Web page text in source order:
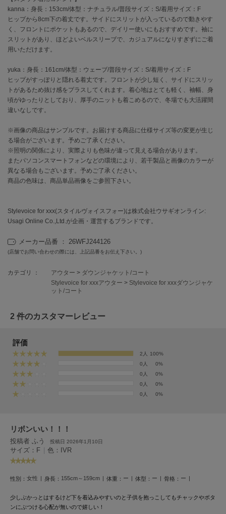
FILA
フィラ
FURFUR
ファーファー
gelato pique
ジェラート ピケ
GELATO PIQUE CAT&DOG
ジェラート ピケ キャットアンドドッグ
グラミチ
へノン
HOKA ONEONE
KEEN
キーン
le
ル
ルコックスポルティフ
LeSportsac
レスポートサック
kanna：身長：153cm/体型：ナチュラル/普段サイズ：S/着用サイズ：F
ヒップから8cm下の着丈です。サイドにスリットが入っているので動きやす
く、フロントにポケットもあるので、デイリー使いにもおすすめです。袖に
スリットがあり、ほどよいベルスリーブで、カジュアルになりすぎずにご着
用いただけます。
yuka：身長：161cm/体型：ウェーブ/普段サイズ：S/着用サイズ：F
ヒップがすっぽりと隠れる着丈です。フロントが少し短く、サイドにスリッ
トがあるため抜け感をプラスしてくれます。着心地はとても軽く、袖幅、身
頃がゆったりとしており、厚手のニットも着こめるので、冬場でも大活躍間
違いなしです。
※画像の商品はサンプルです。お届けする商品に仕様サイズ等の変更が生じ
る場合がございます。予めご了承ください。
※照明の関係により、実際よりも色味が違って見える場合があります。
またパソコンスマートフォンなどの環境により、若干製品と画像のカラーが
異なる場合もございます。予めご了承ください。
商品の色味は、商品単品画像をご参照下さい。
Stylevoice for xxx(スタイルヴォイスフォー)は株式会社ウサギオンライン:
Usagi Online Co.,Ltd.が企画・運営するブランドです。
メーカー品番 ： 26WFJ244126
(店舗でお問い合わせの際には、上記品番をお伝え下さい。)
カテゴリ ： アウター> ダウンジャケット/コート
Stylevoice for xxxアウター> Stylevoice for xxxダウンジャケ
ット/コート
2 件のカスタマーレビュー
評価
2人
100%
0人
0%
0人
0%
0人
0%
0人
0%
リボンいい！！！
投稿者 ふう 投稿日 2026年1月10日
サイズ：F | 色：IVR
性別： 女性 身長： 155cm～159cm 体重： ー 体型： ー 骨格： ー
少しぶかっとはするけど下を着込みやすいのと子供を抱っこしてもチャックやボタ
ンにぶつける心配が無いので嬉しい！